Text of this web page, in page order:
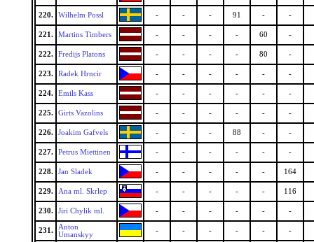
220. Wilhelm Possl - - - 91 - -
221. Martins Timbers - - - - 60 -
222. Fredijs Platons - - - - 80 -
223. Radek Hrncir - - - - - -
224. Emils Kass - - - - - -
225. Girts Vazolins - - - - - -
226. Joakim Gafvels - - - 88 - -
227. Petrus Miettinen - - - - - -
228. Jan Sladek - - - - - 164
229. Ana ml. Skrlep - - - - - 116
230. Jiri Chylik ml. - - - - - -
231.
Anton
Umanskyy
- - - - - -